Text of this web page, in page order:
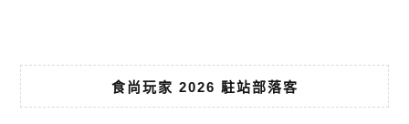
食尚玩家 2026 駐站部落客